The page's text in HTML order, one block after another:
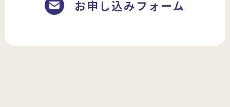
お申し込みフォーム